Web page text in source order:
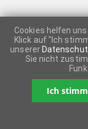
Cookies helfen
Klick auf "Ich
unserer
Sie nicht
Ich